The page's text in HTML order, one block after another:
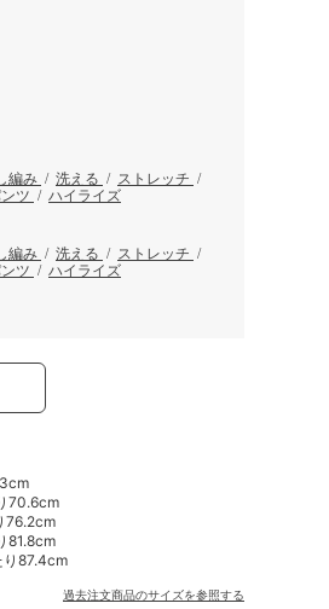
編み / 洗える / ストレッチ /
ツ / ハイライズ
編み / 洗える / ストレッチ /
ツ / ハイライズ
70.6cm
76.2cm
81.8cm
り87.4cm
過去注文商品のサイズを参照する